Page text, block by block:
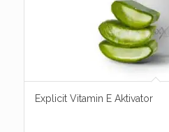
Explicit Vitamin E Aktivator